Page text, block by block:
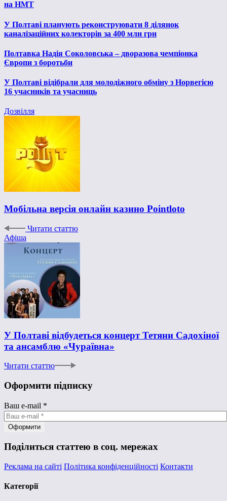
на НМТ
У Полтаві планують реконструювати 8 ділянок
каналізаційних колекторів за 400 млн грн
Полтавка Надія Соколовська – дворазова чемпіонка
Європи з боротьби
У Полтаві відібрали для молодіжного обміну з Норвегією
16 учасників та учасниць
Дозвілля
Мобільна версія онлайн казино Pointloto
Читати статтю
Афіша
У Полтаві відбудеться концерт Тетяни Садохіної
та ансамблю «Чураївна»
Читати статтю
Оформити підписку
Ваш e-mail *
Поділиться статтею в соц. мережах
Реклама на сайті Політика конфіденційності Контакти
Категорії